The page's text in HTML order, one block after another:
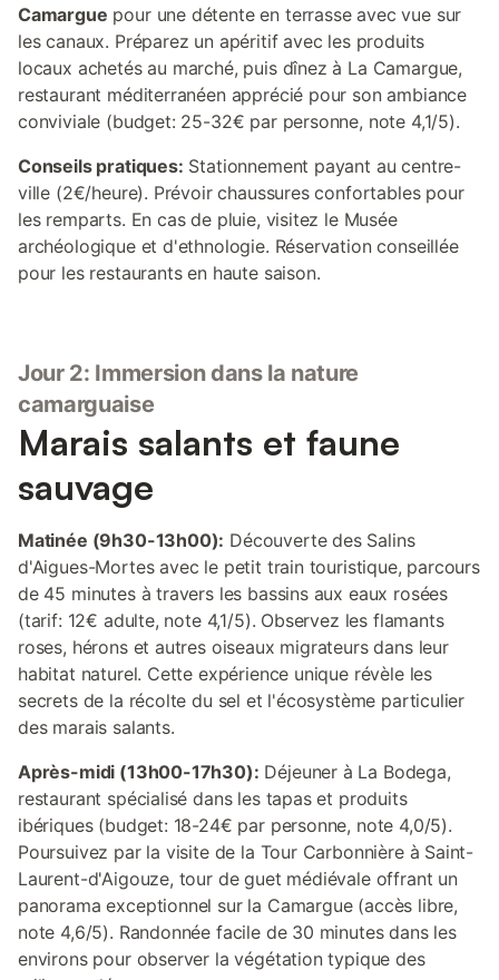
Camargue pour une détente en terrasse avec vue sur
les canaux. Préparez un apéritif avec les produits
locaux achetés au marché, puis dînez à La Camargue,
restaurant méditerranéen apprécié pour son ambiance
conviviale (budget: 25-32€ par personne, note 4,1/5).
Conseils pratiques: Stationnement payant au centre-
ville (2€/heure). Prévoir chaussures confortables pour
les remparts. En cas de pluie, visitez le Musée
archéologique et d'ethnologie. Réservation conseillée
pour les restaurants en haute saison.
Jour 2: Immersion dans la nature
camarguaise
Marais salants et faune
sauvage
Matinée (9h30-13h00): Découverte des Salins
d'Aigues-Mortes avec le petit train touristique, parcours
de 45 minutes à travers les bassins aux eaux rosées
(tarif: 12€ adulte, note 4,1/5). Observez les flamants
roses, hérons et autres oiseaux migrateurs dans leur
habitat naturel. Cette expérience unique révèle les
secrets de la récolte du sel et l'écosystème particulier
des marais salants.
Après-midi (13h00-17h30): Déjeuner à La Bodega,
restaurant spécialisé dans les tapas et produits
ibériques (budget: 18-24€ par personne, note 4,0/5).
Poursuivez par la visite de la Tour Carbonnière à Saint-
Laurent-d'Aigouze, tour de guet médiévale offrant un
panorama exceptionnel sur la Camargue (accès libre,
note 4,6/5). Randonnée facile de 30 minutes dans les
environs pour observer la végétation typique des